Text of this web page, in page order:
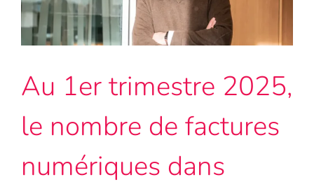
les
jeunes
talents
Au 1er trimestre 2025,
le nombre de factures
numériques dans